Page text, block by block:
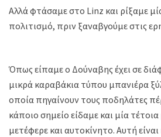
Αλλά φτάσαμε στο Linz και ρίξαμε
πολιτισμό, πριν ξαναβγούμε στις
Όπως είπαμε ο Δούναβης έχει σε
μικρά καραβάκια τύπου μπανιέρα
οποία πηγαίνουν τους ποδηλάτες
κάποιο σημείο είδαμε και μία
μετέφερε και αυτοκίνητο. Αυτή